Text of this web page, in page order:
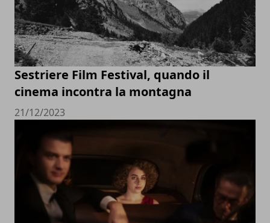
Sestriere Film Festival, quando il
cinema incontra la montagna
21/12/2023